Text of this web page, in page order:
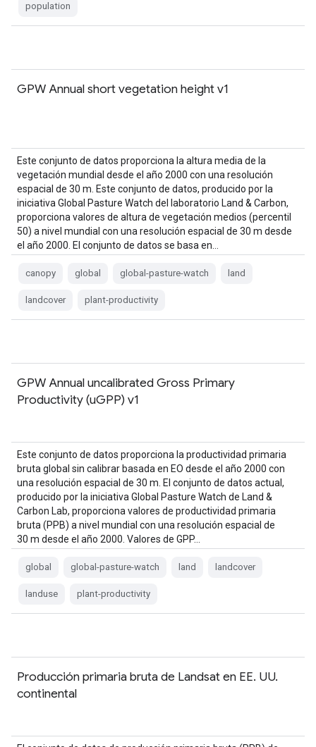
population
GPW Annual short vegetation height v1
Este conjunto de datos proporciona la altura media de la
vegetación mundial desde el año 2000 con una resolución
espacial de 30 m. Este conjunto de datos, producido por la
iniciativa Global Pasture Watch del laboratorio Land & Carbon,
proporciona valores de altura de vegetación medios (percentil
50) a nivel mundial con una resolución espacial de 30 m desde
el año 2000. El conjunto de datos se basa en…
canopy global global-pasture-watch land
landcover plant-productivity
GPW Annual uncalibrated Gross Primary
Productivity (uGPP) v1
Este conjunto de datos proporciona la productividad primaria
bruta global sin calibrar basada en EO desde el año 2000 con
una resolución espacial de 30 m. El conjunto de datos actual,
producido por la iniciativa Global Pasture Watch de Land &
Carbon Lab, proporciona valores de productividad primaria
bruta (PPB) a nivel mundial con una resolución espacial de
30 m desde el año 2000. Valores de GPP…
global global-pasture-watch land landcover
landuse plant-productivity
Producción primaria bruta de Landsat en EE. UU.
continental